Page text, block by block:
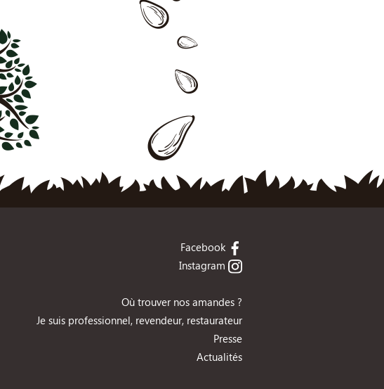
Facebook
Instagram
Où trouver nos amandes ?
Je suis professionnel, revendeur, restaurateur
Presse
Actualités